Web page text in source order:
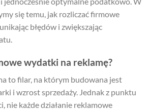
się temu, jak rozliczać firmowe
błędów i zwiększając
wydatki na reklamę?
to filar, na którym budowana jest
i wzrost sprzedaży. Jednak z punktu
nie każde działanie reklamowe